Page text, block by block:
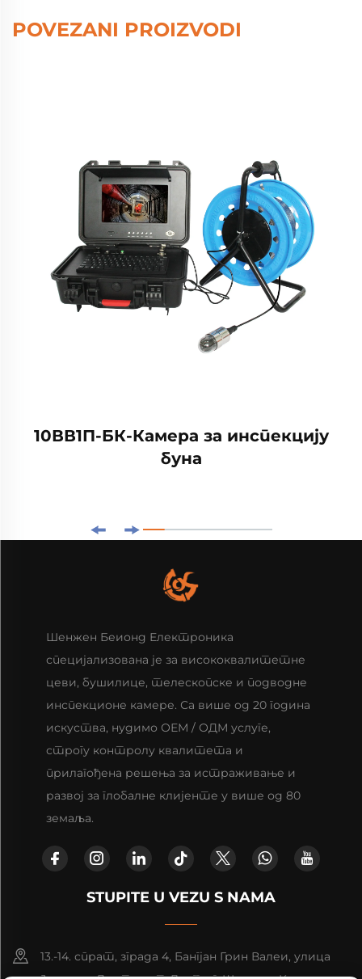
POVEZANI PROIZVODI
10ВВ1П-БК-Камера за инспекцију
буна
Шенжен Беионд Електроника
специјализована је за висококвалитетне
цеви, бушилице, телескопске и подводне
инспекционе камере. Са више од 20 година
искуства, нудимо ОЕМ / ОДМ услуге,
строгу контролу квалитета и
прилагођена решења за истраживање и
развој за глобалне клијенте у више од 80
земаља.
STUPITE U VEZU S NAMA
13.-14. спрат, зграда 4, Бангјан Грин Валеи, улица